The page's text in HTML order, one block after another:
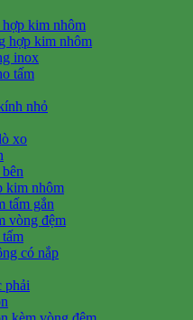
kim nhôm
hợp kim nhôm
inox
tấm
nhỏ
xo
kim nhôm
tấm gắn
vòng đệm
có nắp
phải